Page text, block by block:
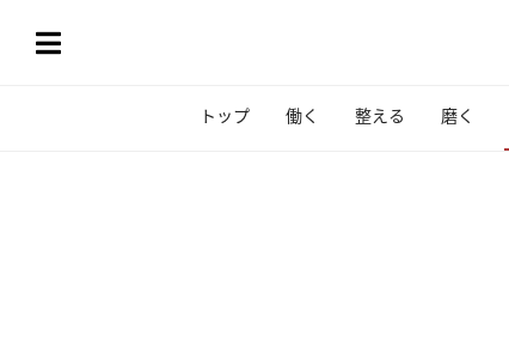
トップ 働く 整える 磨く